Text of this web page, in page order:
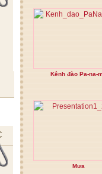
Kênh đào Pa-na-
Mưa